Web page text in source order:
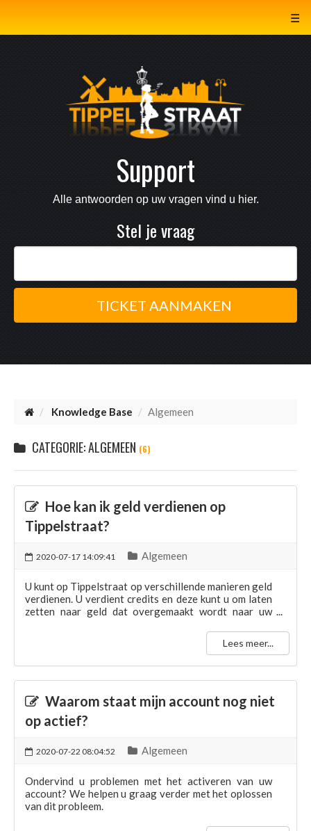
☰
Support
Alle antwoorden op uw vragen vind u hier.
Stel je vraag
Knowledge Base Algemeen
CATEGORIE: ALGEMEEN (6)
Hoe kan ik geld verdienen op
Tippelstraat?
2020-07-17 14:09:41 Algemeen
U kunt op Tippelstraat op verschillende manieren geld
verdienen. U verdient credits en deze kunt u om laten
zetten naar geld dat overgemaakt wordt naar uw
Lees meer...
Waarom staat mijn account nog niet
op actief?
2020-07-22 08:04:52 Algemeen
Ondervind u problemen met het activeren van uw
account? We helpen u graag verder met het oplossen
van dit probleem.